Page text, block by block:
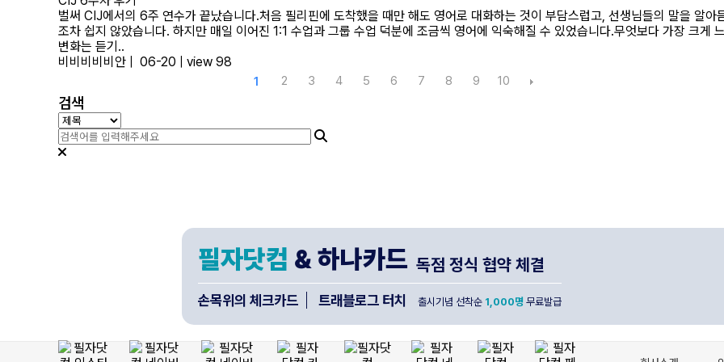
벌써 CIJ에서의 6주 연수가 끝났습니다.처음 필리핀에 도착했을 때만 해도 영어로 대화하는 것이 부담스럽고, 선생님들의 말을 알아
조차 쉽지 않았습니다. 하지만 매일 이어진 1:1 수업과 그룹 수업 덕분에 조금씩 영어에 익숙해질 수 있었습니다.무엇보다 가장 크게
변화는 듣기..
비비비비비안
06-20 view 98
1 2 3 4 5 6 7 8 9 10
검색
필자닷컴 & 하나카드 독점 정식 협약 체결
손목위의 체크카드 트래블로그 터치 출시기념 선착순 1,000명무료발급